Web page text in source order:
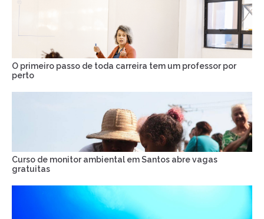
O primeiro passo de toda carreira tem um professor por
perto
Curso de monitor ambiental em Santos abre vagas
gratuitas